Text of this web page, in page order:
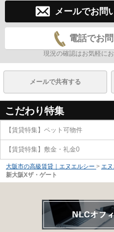
メールでお問
電話でお
現況の確認はお気軽に
メールで共有する
こだわり特集
【賃貸特集】ペット可物件
【賃貸特集】敷金・礼金0
大阪市の高級賃貸｜エヌエルシー > エ
新大阪Xザ・ゲート